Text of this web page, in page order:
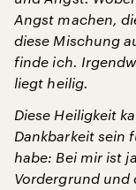
Angst machen,
diese Mischung
finde ich.
liegt heilig.
Diese Heiligkeit
Dankbarkeit sein
habe: Bei mir ist
Vordergrund und